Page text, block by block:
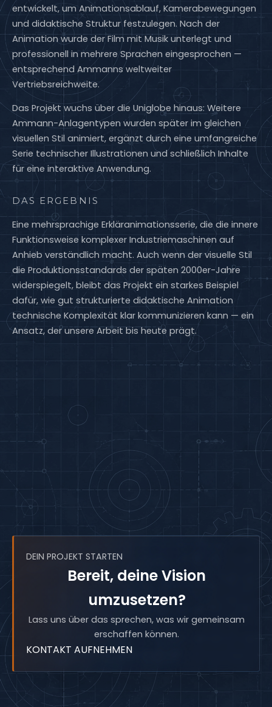
entwickelt, um Animationsablauf, Kamerabewegungen
und didaktische Struktur festzulegen. Nach der
Animation wurde der Film mit Musik unterlegt und
professionell in mehrere Sprachen eingesprochen —
entsprechend Ammanns weltweiter
Vertriebsreichweite.
Das Projekt wuchs über die Uniglobe hinaus: Weitere
Ammann-Anlagentypen wurden später im gleichen
visuellen Stil animiert, ergänzt durch eine umfangreiche
Serie technischer Illustrationen und schließlich Inhalte
für eine interaktive Anwendung.
DAS ERGEBNIS
Eine mehrsprachige Erkläranimationsserie, die die innere
Funktionsweise komplexer Industriemaschinen auf
Anhieb verständlich macht. Auch wenn der visuelle Stil
die Produktionsstandards der späten 2000er-Jahre
widerspiegelt, bleibt das Projekt ein starkes Beispiel
dafür, wie gut strukturierte didaktische Animation
technische Komplexität klar kommunizieren kann — ein
Ansatz, der unsere Arbeit bis heute prägt.
DEIN PROJEKT STARTEN
Bereit, deine Vision
umzusetzen?
Lass uns über das sprechen, was wir gemeinsam
erschaffen können.
KONTAKT AUFNEHMEN